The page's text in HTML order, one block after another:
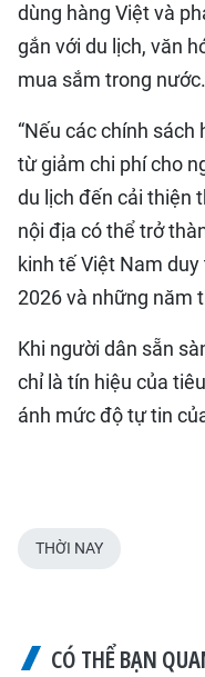
dùng hàng Việt và
gắn với du lịch, văn
mua sắm trong nước.
“Nếu các chính
từ giảm chi phí cho
du lịch đến cải thiện
nội địa có thể trở
kinh tế Việt Nam
2026 và những năm
Khi người dân sẵn
chỉ là tín hiệu của
ánh mức độ tự tin
THỜI NAY
CÓ THỂ BẠN